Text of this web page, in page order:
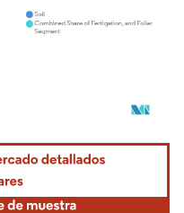
atribución según CC BY 4.0.